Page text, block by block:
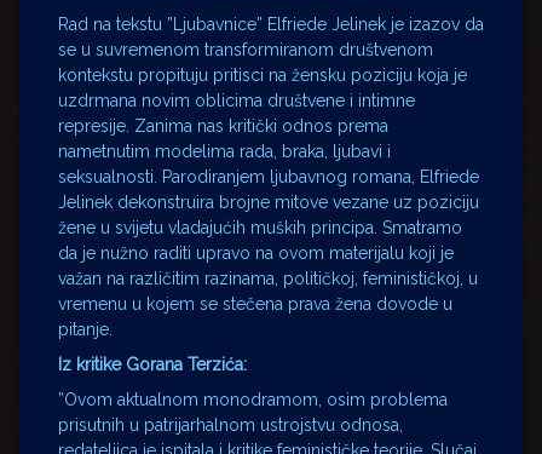
Rad na tekstu ”Ljubavnice” Elfriede Jelinek je izazov da
se u suvremenom transformiranom društvenom
kontekstu propituju pritisci na žensku poziciju koja je
uzdrmana novim oblicima društvene i intimne
represije. Zanima nas kritički odnos prema
nametnutim modelima rada, braka, ljubavi i
seksualnosti. Parodiranjem ljubavnog romana, Elfriede
Jelinek dekonstruira brojne mitove vezane uz poziciju
žene u svijetu vladajućih muških principa. Smatramo
da je nužno raditi upravo na ovom materijalu koji je
važan na različitim razinama, političkoj, feminističkoj, u
vremenu u kojem se stečena prava žena dovode u
pitanje.
Iz kritike Gorana Terzića:
”Ovom aktualnom monodramom, osim problema
prisutnih u patrijarhalnom ustrojstvu odnosa,